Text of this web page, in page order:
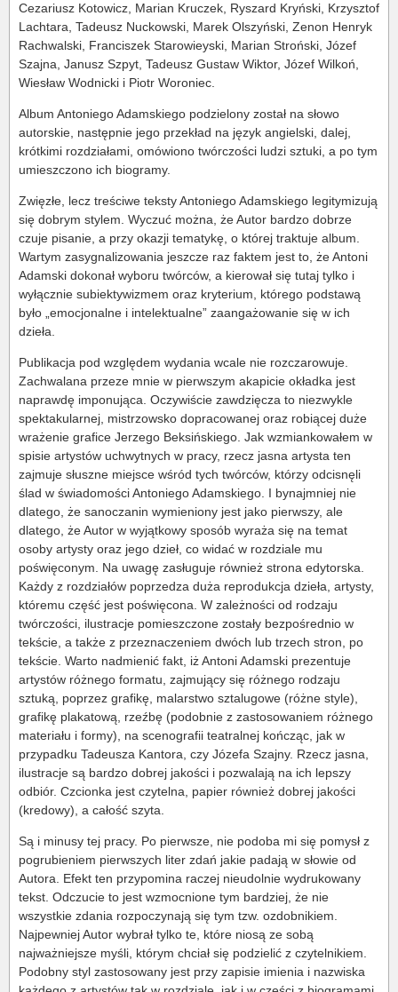
Cezariusz Kotowicz, Marian Kruczek, Ryszard Kryński, Krzysztof
Lachtara, Tadeusz Nuckowski, Marek Olszyński, Zenon Henryk
Rachwalski, Franciszek Starowieyski, Marian Stroński, Józef
Szajna, Janusz Szpyt, Tadeusz Gustaw Wiktor, Józef Wilkoń,
Wiesław Wodnicki i Piotr Woroniec.
Album Antoniego Adamskiego podzielony został na słowo
autorskie, następnie jego przekład na język angielski, dalej,
krótkimi rozdziałami, omówiono twórczości ludzi sztuki, a po tym
umieszczono ich biogramy.
Zwięzłe, lecz treściwe teksty Antoniego Adamskiego legitymizują
się dobrym stylem. Wyczuć można, że Autor bardzo dobrze
czuje pisanie, a przy okazji tematykę, o której traktuje album.
Wartym zasygnalizowania jeszcze raz faktem jest to, że Antoni
Adamski dokonał wyboru twórców, a kierował się tutaj tylko i
wyłącznie subiektywizmem oraz kryterium, którego podstawą
było „emocjonalne i intelektualne” zaangażowanie się w ich
dzieła.
Publikacja pod względem wydania wcale nie rozczarowuje.
Zachwalana przeze mnie w pierwszym akapicie okładka jest
naprawdę imponująca. Oczywiście zawdzięcza to niezwykle
spektakularnej, mistrzowsko dopracowanej oraz robiącej duże
wrażenie grafice Jerzego Beksińskiego. Jak wzmiankowałem w
spisie artystów uchwytnych w pracy, rzecz jasna artysta ten
zajmuje słuszne miejsce wśród tych twórców, którzy odcisnęli
ślad w świadomości Antoniego Adamskiego. I bynajmniej nie
dlatego, że sanoczanin wymieniony jest jako pierwszy, ale
dlatego, że Autor w wyjątkowy sposób wyraża się na temat
osoby artysty oraz jego dzieł, co widać w rozdziale mu
poświęconym. Na uwagę zasługuje również strona edytorska.
Każdy z rozdziałów poprzedza duża reprodukcja dzieła, artysty,
któremu część jest poświęcona. W zależności od rodzaju
twórczości, ilustracje pomieszczone zostały bezpośrednio w
tekście, a także z przeznaczeniem dwóch lub trzech stron, po
tekście. Warto nadmienić fakt, iż Antoni Adamski prezentuje
artystów różnego formatu, zajmujący się różnego rodzaju
sztuką, poprzez grafikę, malarstwo sztalugowe (różne style),
grafikę plakatową, rzeźbę (podobnie z zastosowaniem różnego
materiału i formy), na scenografii teatralnej kończąc, jak w
przypadku Tadeusza Kantora, czy Józefa Szajny. Rzecz jasna,
ilustracje są bardzo dobrej jakości i pozwalają na ich lepszy
odbiór. Czcionka jest czytelna, papier również dobrej jakości
(kredowy), a całość szyta.
Są i minusy tej pracy. Po pierwsze, nie podoba mi się pomysł z
pogrubieniem pierwszych liter zdań jakie padają w słowie od
Autora. Efekt ten przypomina raczej nieudolnie wydrukowany
tekst. Odczucie to jest wzmocnione tym bardziej, że nie
wszystkie zdania rozpoczynają się tym tzw. ozdobnikiem.
Najpewniej Autor wybrał tylko te, które niosą ze sobą
najważniejsze myśli, którym chciał się podzielić z czytelnikiem.
Podobny styl zastosowany jest przy zapisie imienia i nazwiska